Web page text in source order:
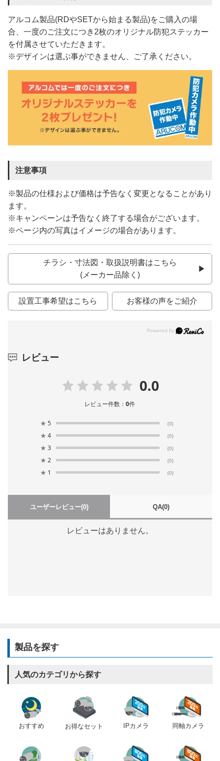
アルコム製品(RDやSETから始まる製品)をご購入の場
合、一度のご注文につき2枚のオリジナル防犯ステッカー
を付属させていただきます。
※デザインは選ぶ事ができません、ご了承ください。
注意事項
※製品の仕様および価格は予告なく変更となることがあり
ます。
※キャンペーンは予告なく終了する場合がございます。
※ページ内の写真はイメージの場合があります。
チラシ・寸法図・取扱説明書はこちら
(メーカー品除く)
設置工事希望はこちら お客様の声をご紹介
レビュー
0.0
レビュー件数：0件
★ 5 (0)
★ 4 (0)
★ 3 (0)
★ 2 (0)
★ 1 (0)
ユーザーレビュー(0) QA(0)
レビューはありません。
製品を探す
人気のカテゴリから探す
おすすめ お得なセット IPカメラ 同軸カメラ